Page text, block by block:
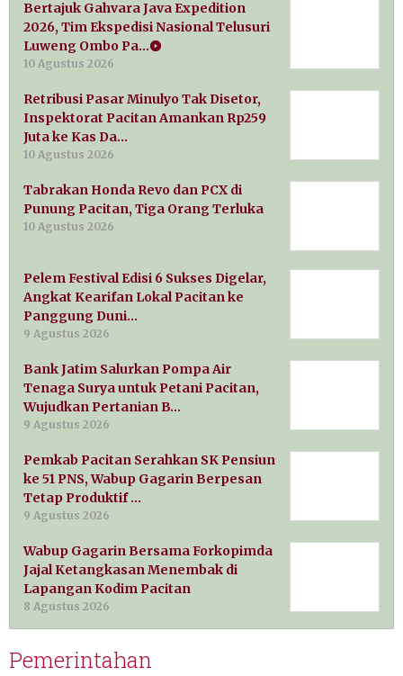
Bertajuk Gahvara Java Expedition
2026, Tim Ekspedisi Nasional Telusuri
Luweng Ombo Pa…
10 Agustus 2026
Retribusi Pasar Minulyo Tak Disetor,
Inspektorat Pacitan Amankan Rp259
Juta ke Kas Da…
10 Agustus 2026
Tabrakan Honda Revo dan PCX di
Punung Pacitan, Tiga Orang Terluka
10 Agustus 2026
Pelem Festival Edisi 6 Sukses Digelar,
Angkat Kearifan Lokal Pacitan ke
Panggung Duni…
9 Agustus 2026
Bank Jatim Salurkan Pompa Air
Tenaga Surya untuk Petani Pacitan,
Wujudkan Pertanian B…
9 Agustus 2026
Pemkab Pacitan Serahkan SK Pensiun
ke 51 PNS, Wabup Gagarin Berpesan
Tetap Produktif …
9 Agustus 2026
Wabup Gagarin Bersama Forkopimda
Jajal Ketangkasan Menembak di
Lapangan Kodim Pacitan
8 Agustus 2026
Pemerintahan